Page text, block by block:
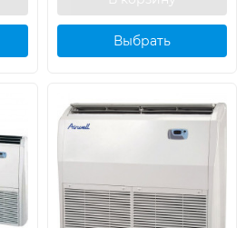
Выбрать